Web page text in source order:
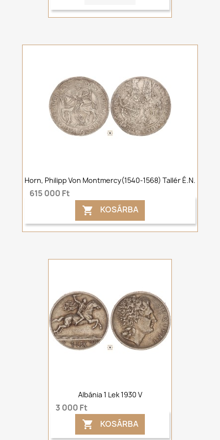
Horn, Philipp Von Montmercy(1540-1568) Tallér É.n.
615 000 Ft
 KOSÁRBA
Albánia 1 Lek 1930 V
3 000 Ft
 KOSÁRBA